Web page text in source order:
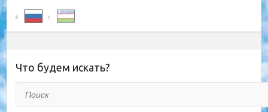
Что будем искать?